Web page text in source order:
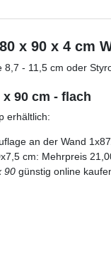
x 90 x 4 cm
- 11,5 cm oder
90 cm - flach
erhältlich:
an der Wand
cm: Mehrpreis
90 günstig online